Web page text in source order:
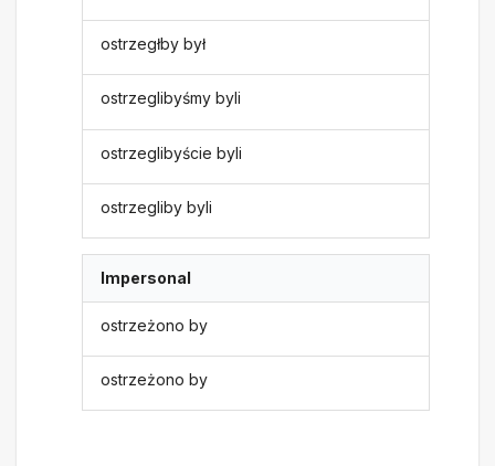
ostrzegłby był
ostrzeglibyśmy byli
ostrzeglibyście byli
ostrzegliby byli
Impersonal
ostrzeżono by
ostrzeżono by